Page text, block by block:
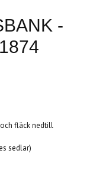
-
och fläck nedtill
sedlar)